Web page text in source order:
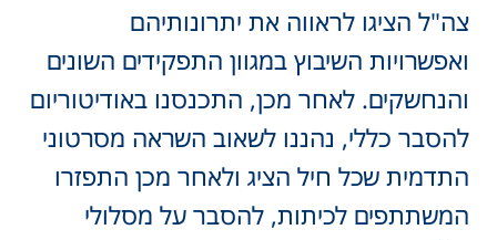
צה"ל הציגו לראווה את יתרונותיהם
ואפשרויות השיבוץ במגוון התפקידים השונים
והנחשקים. לאחר מכן, התכנסנו באודיטוריום
להסבר כללי, נהננו לשאוב השראה מסרטוני
התדמית שכל חיל הציג ולאחר מכן התפזרו
המשתתפים לכיתות, להסבר על מסלולי